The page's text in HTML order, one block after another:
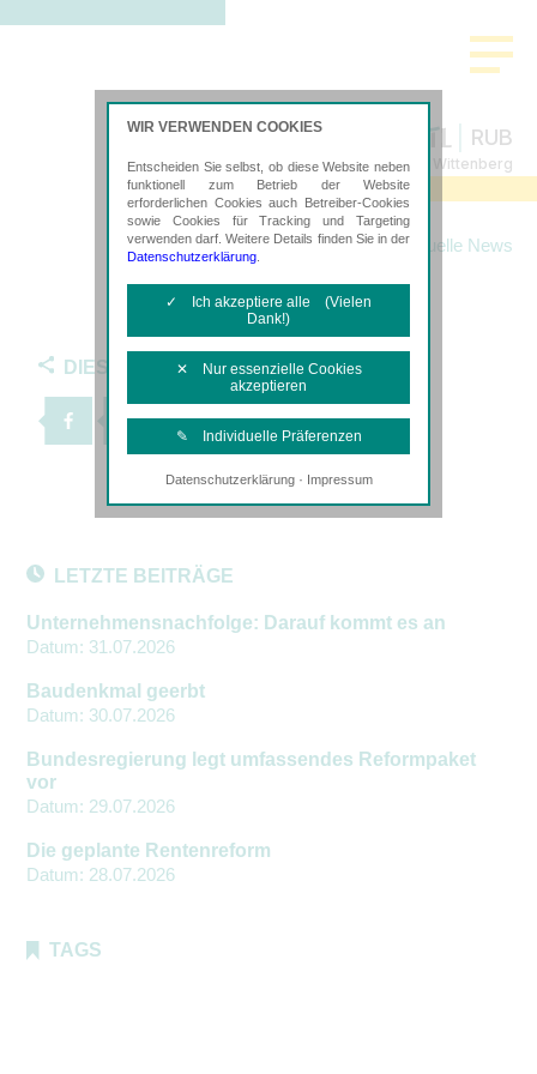
RUB
Steuerberatung in Lutherstadt Wittenberg
Neuigkeiten
Startseite News Aktuelle News
DIESEN ARTIKEL TEILEN
LETZTE BEITRÄGE
Unternehmensnachfolge: Darauf kommt es an
Datum: 31.07.2026
Baudenkmal geerbt
Datum: 30.07.2026
Bundesregierung legt umfassendes Reformpaket
vor
Datum: 29.07.2026
Die geplante Rentenreform
Datum: 28.07.2026
TAGS
WIR VERWENDEN COOKIES
Entscheiden Sie selbst, ob diese Website neben
funktionell zum Betrieb der Website
erforderlichen Cookies auch Betreiber-Cookies
sowie Cookies für Tracking und Targeting
verwenden darf. Weitere Details finden Sie in der
Datenschutzerklärung
✓ Ich akzeptiere alle (Vielen
Dank!)
✕ Nur essenzielle Cookies
akzeptieren
✎ Individuelle Präferenzen
Notwendige Cookies
Diese Cookies sind erforderlich, um die
Tracking- und Targeting-Cookies
unsere Website auf Ihre Bedürfnisse hin
fortlaufende Verbesserung unseres
Angebotes einschließlich der
LinkedIn.
eingebettete Videos abspielen zu
Datenschutzerklärung· Impressum